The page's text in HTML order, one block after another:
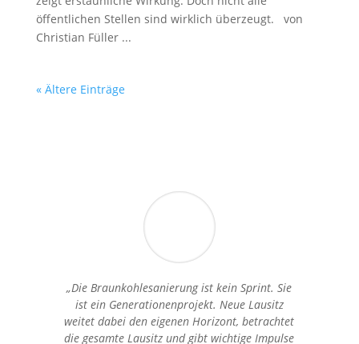
öffentlichen Stellen sind wirklich überzeugt. von
Christian Füller ...
« Ältere Einträge
„Die Braunkohlesanierung ist kein Sprint. Sie
ist ein Generationenprojekt. Neue Lausitz
weitet dabei den eigenen Horizont, betrachtet
die gesamte Lausitz und gibt wichtige Impulse